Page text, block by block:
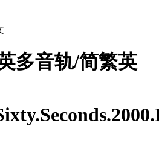
多音轨/简繁英